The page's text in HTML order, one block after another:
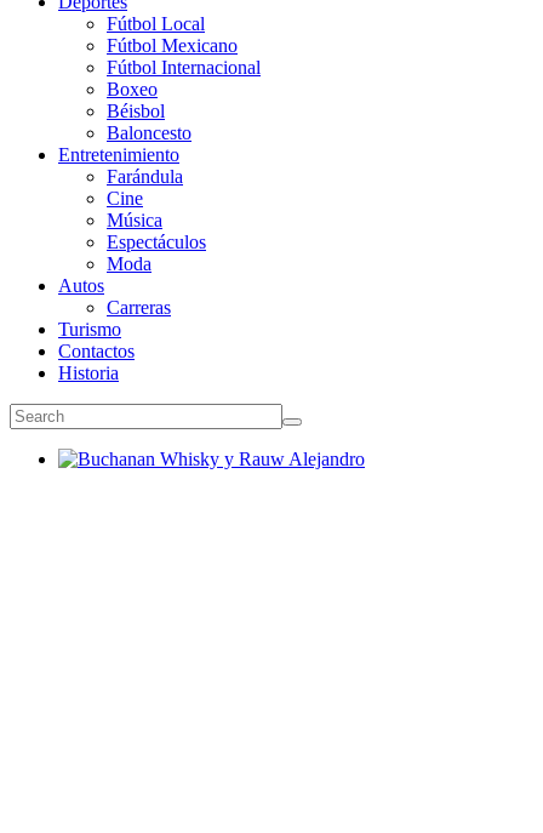
Fútbol Local
Fútbol Mexicano
Fútbol Internacional
Boxeo
Béisbol
Baloncesto
Entretenimiento
Farándula
Cine
Música
Espectáculos
Moda
Autos
Carreras
Turismo
Contactos
Historia